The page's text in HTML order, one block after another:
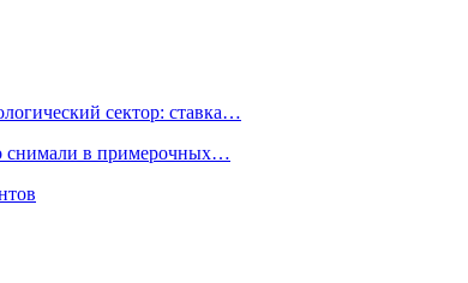
сектор: ставка…
снимали в примерочных…